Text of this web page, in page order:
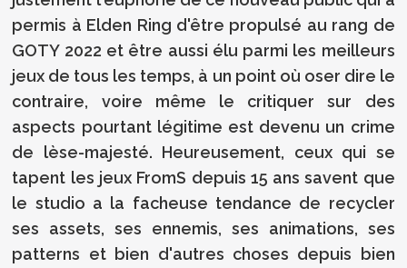
permis à Elden Ring d'être propulsé au rang de
GOTY 2022 et être aussi élu parmi les meilleurs
jeux de tous les temps, à un point où oser dire le
contraire, voire même le critiquer sur des
aspects pourtant légitime est devenu un crime
de lèse-majesté. Heureusement, ceux qui se
tapent les jeux FromS depuis 15 ans savent que
le studio a la facheuse tendance de recycler
ses assets, ses ennemis, ses animations, ses
patterns et bien d'autres choses depuis bien